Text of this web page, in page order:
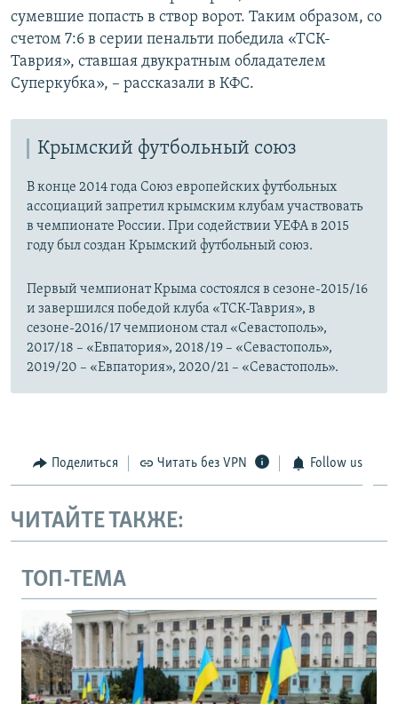
сумевшие попасть в створ ворот. Таким образом, со
счетом 7:6 в серии пенальти победила «ТСК-
Таврия», ставшая двукратным обладателем
Суперкубка», – рассказали в КФС.
Крымский футбольный союз
В конце 2014 года Союз европейских футбольных
ассоциаций запретил крымским клубам участвовать
в чемпионате России. При содействии УЕФА в 2015
году был создан Крымский футбольный союз.
Первый чемпионат Крыма состоялся в сезоне-2015/16
и завершился победой клуба «ТСК-Таврия», в
сезоне-2016/17 чемпионом стал «Севастополь»,
2017/18 – «Евпатория», 2018/19 – «Севастополь»,
2019/20 – «Евпатория», 2020/21 – «Севастополь».
Поделиться Читать без VPN Follow us
ЧИТАЙТЕ ТАКЖЕ:
ТОП-ТЕМА